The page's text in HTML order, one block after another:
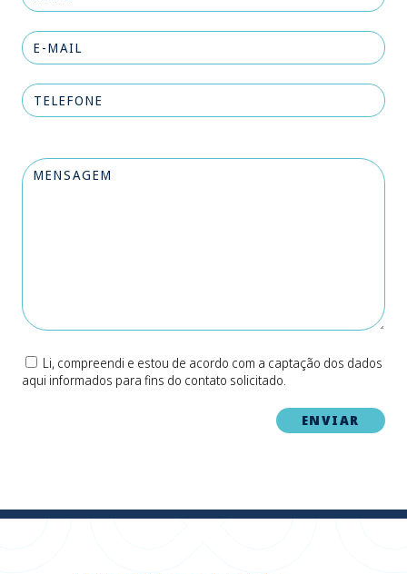
Li, compreendi e estou de acordo com a captação dos dados
aqui informados para fins do contato solicitado.